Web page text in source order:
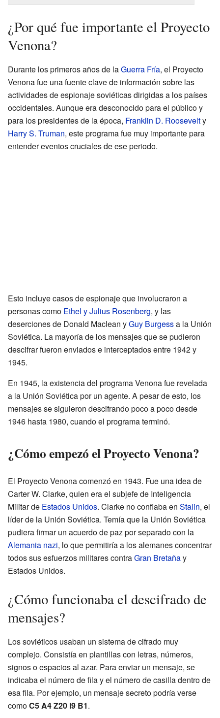
¿Por qué fue importante el Proyecto
Venona?
Durante los primeros años de laGuerra Fría, el Proyecto
Venona fue una fuente clave de información sobre las
actividades de espionaje soviéticas dirigidas a los países
occidentales. Aunque era desconocido para el público y
para los presidentes de la época, Franklin D. Roosevelty
Harry S. Truman, este programa fue muy importante para
entender eventos cruciales de ese periodo.
Esto incluye casos de espionaje que involucraron a
personas como Ethel y Julius Rosenberg, y las
deserciones de Donald Maclean yGuy Burgessa la Unión
Soviética. La mayoría de los mensajes que se pudieron
descifrar fueron enviados e interceptados entre 1942 y
1945.
En 1945, la existencia del programa Venona fue revelada
a la Unión Soviética por un agente. A pesar de esto, los
mensajes se siguieron descifrando poco a poco desde
1946 hasta 1980, cuando el programa terminó.
¿Cómo empezó el Proyecto Venona?
El Proyecto Venona comenzó en 1943. Fue una idea de
Carter W. Clarke, quien era el subjefe de Inteligencia
Militar de Estados Unidos. Clarke no confiaba en Stalin, el
líder de la Unión Soviética. Temía que la Unión Soviética
pudiera firmar un acuerdo de paz por separado con la
Alemania nazi, lo que permitiría a los alemanes concentrar
todos sus esfuerzos militares contraGran Bretañay
Estados Unidos.
¿Cómo funcionaba el descifrado de
mensajes?
Los soviéticos usaban un sistema de cifrado muy
complejo. Consistía en plantillas con letras, números,
signos o espacios al azar. Para enviar un mensaje, se
indicaba el número de fila y el número de casilla dentro de
esa fila. Por ejemplo, un mensaje secreto podría verse
comoC5 A4 Z20 l9 B1.